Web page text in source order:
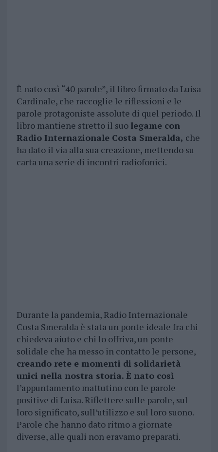
È nato così “40 parole”, il libro firmato da Luisa
Cardinale, che raccoglie le riflessioni e le
parole protagoniste assolute di quel periodo. Il
libro mantiene stretto il suo legame con
Radio Internazionale Costa Smeralda, che
ha dato il via alla sua creazione, mettendo su
carta una serie di incontri radiofonici.
Durante la pandemia, Radio Internazionale
Costa Smeralda è stata un ponte ideale fra chi
chiedeva aiuto e chi lo offriva, un ponte
solidale che ha messo in contatto le persone,
creando rete e momenti di solidarietà
unici nella nostra storia. È nato così
l’appuntamento mattutino con le parole
positive di Luisa. Riflettere sulle parole, sul
loro significato, sull’utilizzo e sul loro suono.
Parole che hanno dato ritmo a giornate
diverse, alle quali non eravamo preparati.